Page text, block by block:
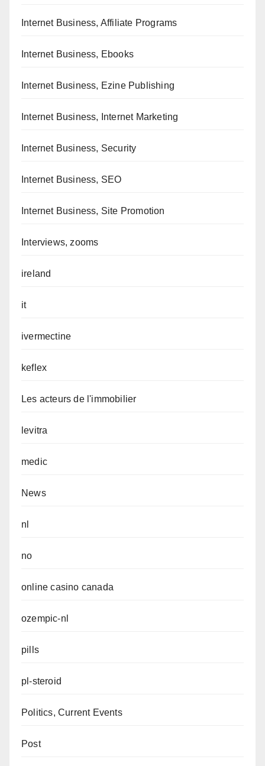
Internet Business, Affiliate Programs
Internet Business, Ebooks
Internet Business, Ezine Publishing
Internet Business, Internet Marketing
Internet Business, Security
Internet Business, SEO
Internet Business, Site Promotion
Interviews, zooms
ireland
it
ivermectine
keflex
Les acteurs de l'immobilier
levitra
medic
News
nl
no
online casino canada
ozempic-nl
pills
pl-steroid
Politics, Current Events
Post